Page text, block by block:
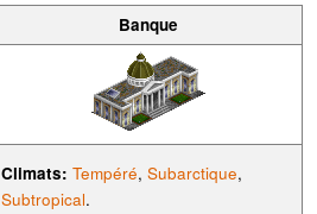
Banque
Climats: Tempéré, Subarctique,
Subtropical.